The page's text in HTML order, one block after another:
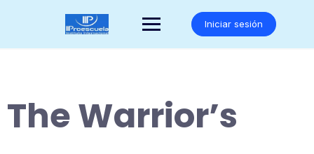
Iniciar sesión
The Warrior’s